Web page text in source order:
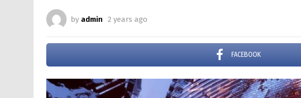
by admin 2 years ago
FACEBOOK